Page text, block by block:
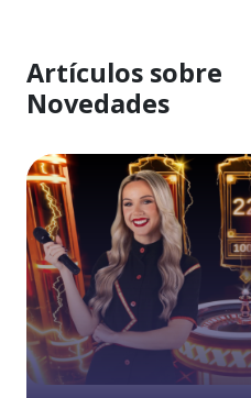
Artículos sobre
Novedades